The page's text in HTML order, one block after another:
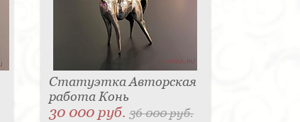
Статуэтка Авторская
работа Конь
30 000 руб.36 000 руб.